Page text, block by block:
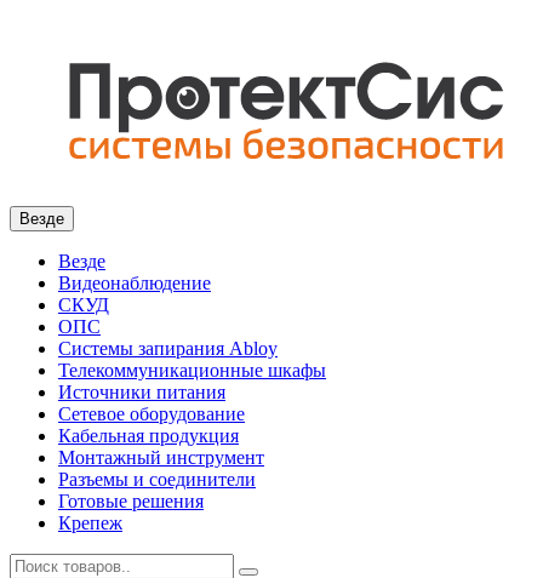
Везде
Везде
Видеонаблюдение
СКУД
ОПС
Системы запирания Abloy
Телекоммуникационные шкафы
Источники питания
Сетевое оборудование
Кабельная продукция
Монтажный инструмент
Разъемы и соединители
Готовые решения
Крепеж